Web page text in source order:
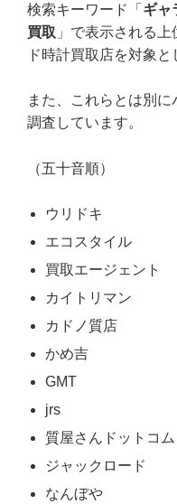
検索キーワード「 ギャ
買取 」で表示される
ド時計買取店を対象と
また、これらとは別
調査しています。
（五十音順）
ウリドキ
エコスタイル
買取エージェント
カイトリマン
カドノ質店
かめ吉
GMT
jrs
質屋さんドットコム
ジャックロード
なんぼや